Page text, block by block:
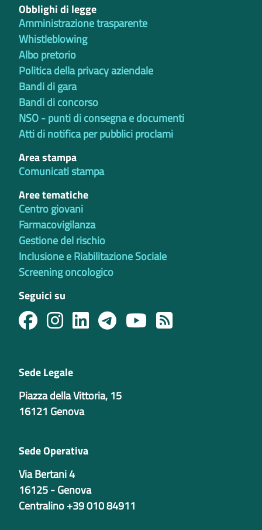
Obblighi di legge
Amministrazione trasparente
Whistleblowing
Albo pretorio
Politica della privacy aziendale
Bandi di gara
Bandi di concorso
NSO - punti di consegna e documenti
Atti di notifica per pubblici proclami
Area stampa
Comunicati stampa
Aree tematiche
Centro giovani
Farmacovigilanza
Gestione del rischio
Inclusione e Riabilitazione Sociale
Screening oncologico
Seguici su
Sede Legale
Piazza della Vittoria, 15
16121 Genova
Sede Operativa
Via Bertani 4
16125 - Genova
Centralino +39 010 84911